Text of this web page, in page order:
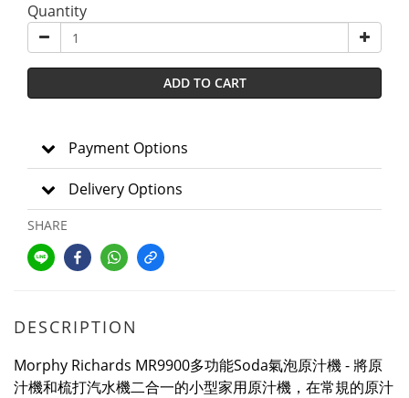
Quantity
ADD TO CART
Payment Options
Delivery Options
SHARE
DESCRIPTION
Morphy Richards MR9900多功能Soda氣泡原汁機 - 將原
汁機和梳打汽水機二合一的小型家用原汁機，在常規的原汁